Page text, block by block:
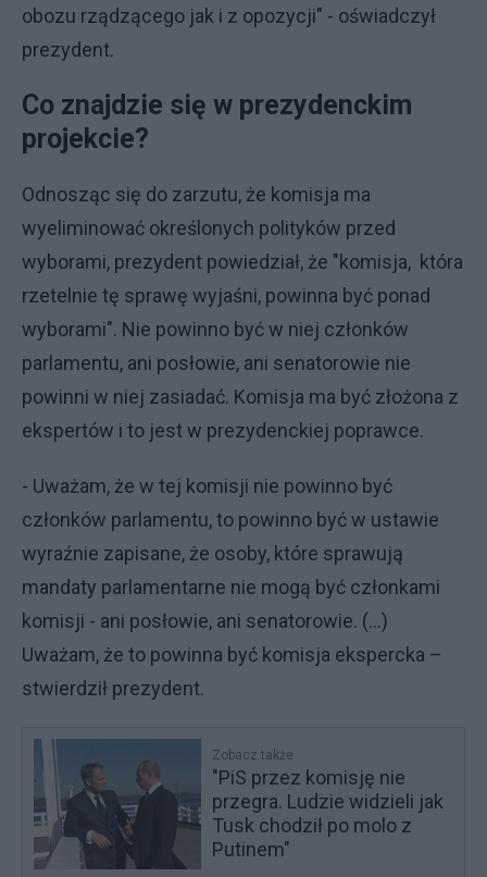
obozu rządzącego jak i z opozycji" - oświadczył
prezydent.
Co znajdzie się w prezydenckim
projekcie?
Odnosząc się do zarzutu, że komisja ma
wyeliminować określonych polityków przed
wyborami, prezydent powiedział, że "komisja, która
rzetelnie tę sprawę wyjaśni, powinna być ponad
wyborami". Nie powinno być w niej członków
parlamentu, ani posłowie, ani senatorowie nie
powinni w niej zasiadać. Komisja ma być złożona z
ekspertów i to jest w prezydenckiej poprawce.
- Uważam, że w tej komisji nie powinno być
członków parlamentu, to powinno być w ustawie
wyraźnie zapisane, że osoby, które sprawują
mandaty parlamentarne nie mogą być członkami
komisji - ani posłowie, ani senatorowie. (…)
Uważam, że to powinna być komisja ekspercka –
stwierdził prezydent.
Zobacz także
"PiS przez komisję nie
przegra. Ludzie widzieli jak
Tusk chodził po molo z
Putinem"